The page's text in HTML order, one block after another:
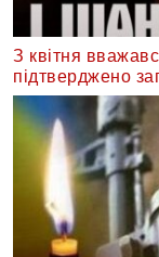
З квітня
підтверджено